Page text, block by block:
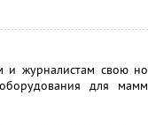
и журналистам свою
для